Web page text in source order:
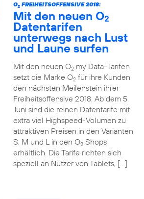
O2FREIHEITSOFFENSIVE 2018:
Mit den neuen O2
Datentarifen
unterwegs nach Lust
und Laune surfen
Mit den neuen O2my Data-Tarifen
setzt die Marke O2für ihre Kunden
den nächsten Meilenstein ihrer
Freiheitsoffensive 2018. Ab dem 5.
Juni sind die reinen Datentarife mit
extra viel Highspeed-Volumen zu
attraktiven Preisen in den Varianten
S, M und L in den O2Shops
erhältlich. Die Tarife richten sich
speziell an Nutzer von Tablets, […]